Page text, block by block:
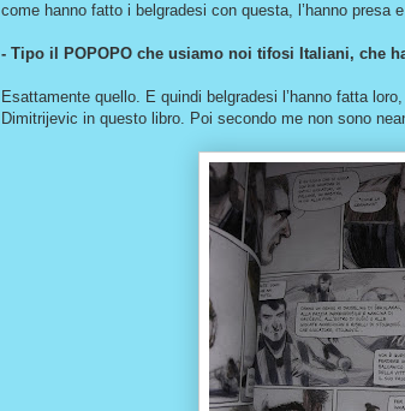
come hanno fatto i belgradesi con questa, l’hanno presa
- Tipo il POPOPO che usiamo noi tifosi Italiani, che
Esattamente quello. E quindi belgradesi l’hanno fatta
Dimitrijevic in questo libro. Poi secondo me non sono